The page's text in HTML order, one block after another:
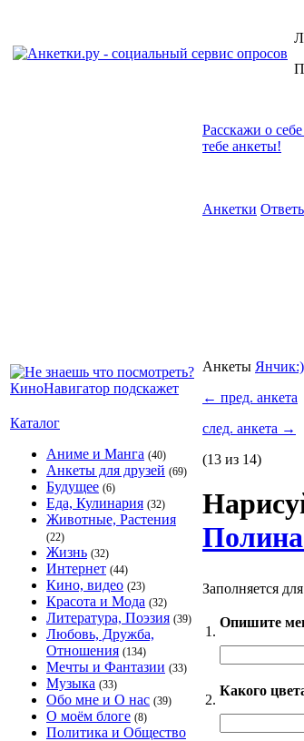
Каталог
Аниме и Манга (40)
Анкеты для друзей (69)
Будущее (6)
Еда, Кулинария (32)
Животные, Растения
(22)
Жизнь (32)
Интернет (44)
Кино, видео (23)
Красота и Мода (32)
Литература, Поэзия (39)
Любовь, Дружба,
Отношения (134)
Мечты и Фантазии (33)
Музыка (33)
Обо мне и О нас (39)
О моём блоге (8)
Политика и Общество
Расскажи о
тебе анкеты!
Анкетки
Анкеты Янчик:)
← пред. анкета
след. анкета →
(13 из 14)
Заполняется
1.
Опишите
2.
Какого